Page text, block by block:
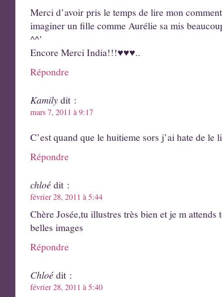
Merci d’avoir pris le temps de lire mon
imaginer un fille comme Aurélie sa mis
^^’
Encore Merci India!!!♥♥♥..
Répondre
Kamilydit :
mars 7, 2011 à 9:17
C’est quand que le huitieme sors j’ai hate de le
Répondre
chloédit :
février 28, 2011 à 5:44
Chère Josée,tu illustres très bien et je m
belles images
Répondre
Chloédit :
février 28, 2011 à 5:40